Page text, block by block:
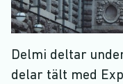
Delmi deltar
delar tält med